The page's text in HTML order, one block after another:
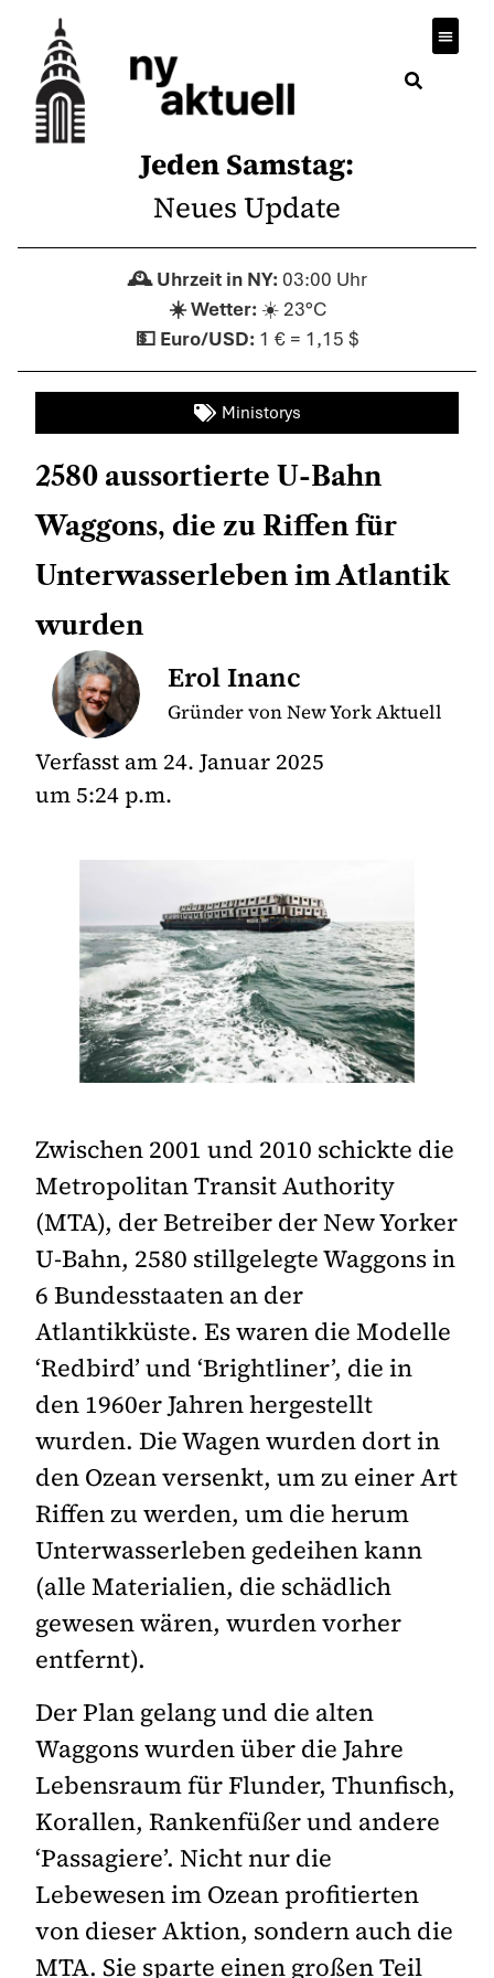
Jeden Samstag:
Neues Update
03:00 Uhr
☀️ 23°C
1 € = 1,15 $
Ministorys
2580 aussortierte U-Bahn
Waggons, die zu Riffen für
Unterwasserleben im Atlantik
wurden
Erol Inanc
Gründer von New York Aktuell
Verfasst am 24. Januar 2025
um 5:24 p.m.
Zwischen 2001 und 2010 schickte die
Metropolitan Transit Authority
(MTA), der Betreiber der New Yorker
U-Bahn, 2580 stillgelegte Waggons in
6 Bundesstaaten an der
Atlantikküste. Es waren die Modelle
‘Redbird’ und ‘Brightliner’, die in
den 1960er Jahren hergestellt
wurden. Die Wagen wurden dort in
den Ozean versenkt, um zu einer Art
Riffen zu werden, um die herum
Unterwasserleben gedeihen kann
(alle Materialien, die schädlich
gewesen wären, wurden vorher
entfernt).
Der Plan gelang und die alten
Waggons wurden über die Jahre
Lebensraum für Flunder, Thunfisch,
Korallen, Rankenfüßer und andere
‘Passagiere’. Nicht nur die
Lebewesen im Ozean profitierten
von dieser Aktion, sondern auch die
MTA. Sie sparte einen großen Teil